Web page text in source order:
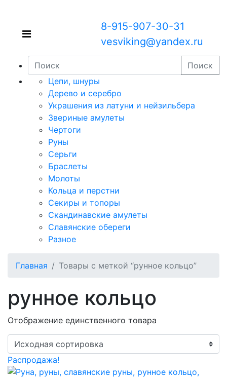
8-915-907-30-31
vesviking@yandex.ru
Поиск
Цепи, шнуры
Дерево и серебро
Украшения из латуни и нейзильбера
Звериные амулеты
Чертоги
Руны
Серьги
Браслеты
Молоты
Кольца и перстни
Секиры и топоры
Скандинавские амулеты
Славянские обереги
Разное
Главная Товары с меткой “рунное кольцо”
рунное кольцо
Отображение единственного товара
Распродажа!